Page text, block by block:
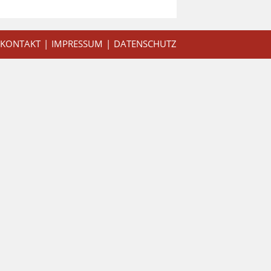
KONTAKT IMPRESSUM DATENSCHUTZ